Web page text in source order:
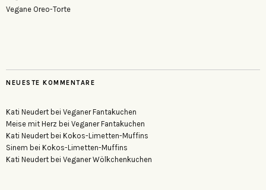
Vegane Oreo-Torte
NEUESTE KOMMENTARE
Kati Neudert bei Veganer Fantakuchen
Meise mit Herz bei Veganer Fantakuchen
Kati Neudert bei Kokos-Limetten-Muffins
Sinem bei Kokos-Limetten-Muffins
Kati Neudert bei Veganer Wölkchenkuchen